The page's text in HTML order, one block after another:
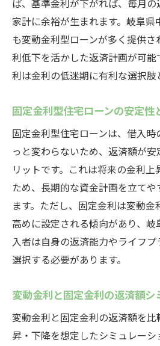
ば、基準金利が下がれば、毎月の
家計に余裕が生まれます。岐阜県
も変動金利型ローンが多く提供
利低下を活かした返済計画が可能
利は金利の低迷期に有利な選択肢
固定金利型住宅ローンの安定性
固定金利型住宅ローンは、借入
っと変わらないため、返済額が
リットです。これは将来の金利
ため、長期的な資金計画を立て
ます。ただし、固定金利は変動
高めに設定される傾向があり、
入者は自身の返済能力やライフ
選択する必要があります。
変動金利と固定金利の返済額シ
変動金利と固定金利の返済額を
昇・下降を想定したシミュレーシ